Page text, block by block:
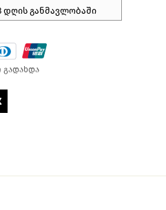
დღის განმავლობაში